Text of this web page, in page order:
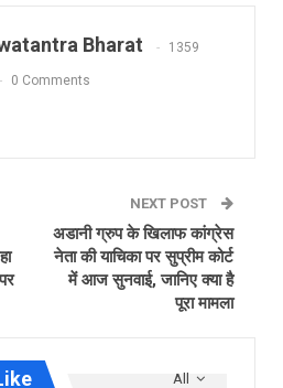
Bharat 1359
0 Comments
NEXT POST
अडानी ग्रुप के खिलाफ कांग्रेस
नेता की याचिका पर सुप्रीम कोर्ट
में आज सुनवाई, जानिए क्‍या है
पूरा मामला
All